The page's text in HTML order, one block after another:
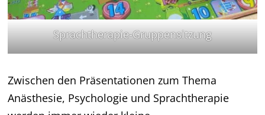
Sprachtherapie-Gruppensitzung
Zwischen den Präsentationen zum Thema
Anästhesie, Psychologie und Sprachtherapie